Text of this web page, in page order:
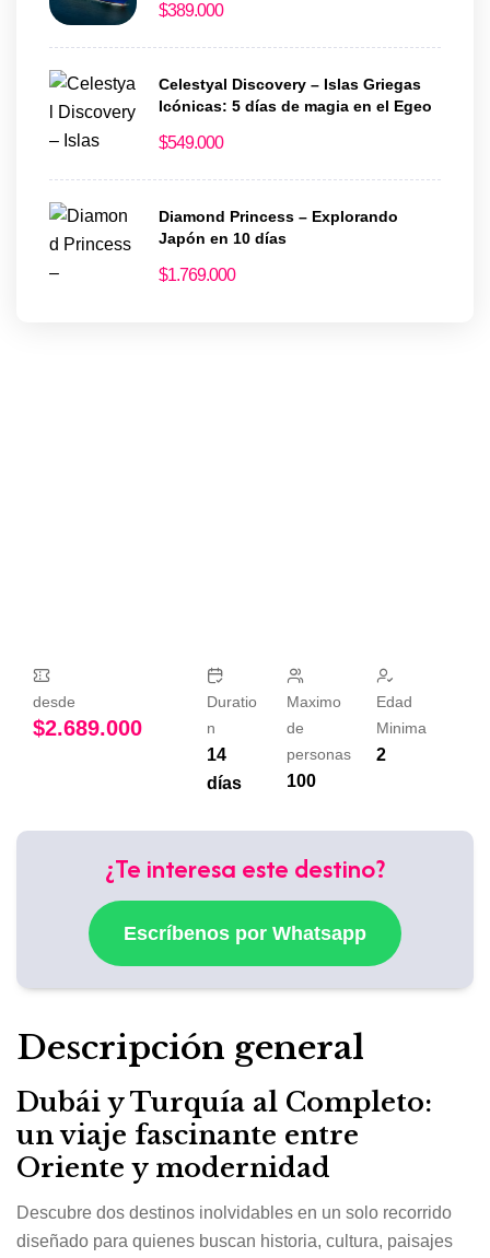
$389.000
Celestyal Discovery – Islas Griegas
Icónicas: 5 días de magia en el Egeo
$549.000
Diamond Princess – Explorando
Japón en 10 días
$1.769.000
desde
$2.689.000
Duratio
n
14
días
Maximo
de
personas
100
Edad
Minima
2
¿Te interesa este destino?
Escríbenos por Whatsapp
Descripción general
Dubái y Turquía al Completo:
un viaje fascinante entre
Oriente y modernidad
Descubre dos destinos inolvidables en un solo recorrido
diseñado para quienes buscan historia, cultura, paisajes